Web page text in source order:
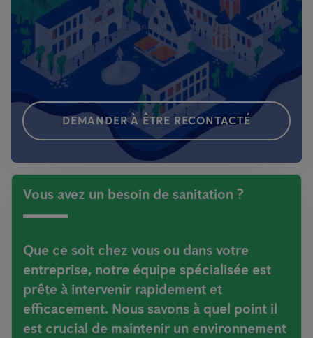
DEMANDER À ÊTRE RECONTACTÉ
Vous avez un besoin de sanitation ?
Que ce soit chez vous ou dans votre
entreprise, notre équipe spécialisée est
prête à intervenir rapidement et
efficacement. Nous savons à quel point il
est crucial de maintenir un environnement